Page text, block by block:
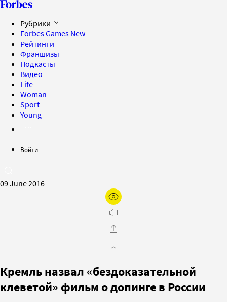
Рубрики
Forbes Games New
Рейтинги
Франшизы
Подкасты
Видео
Life
Woman
Sport
Young
Войти
09 June 2016
Кремль назвал «бездоказательной
клеветой» фильм о допинге в России